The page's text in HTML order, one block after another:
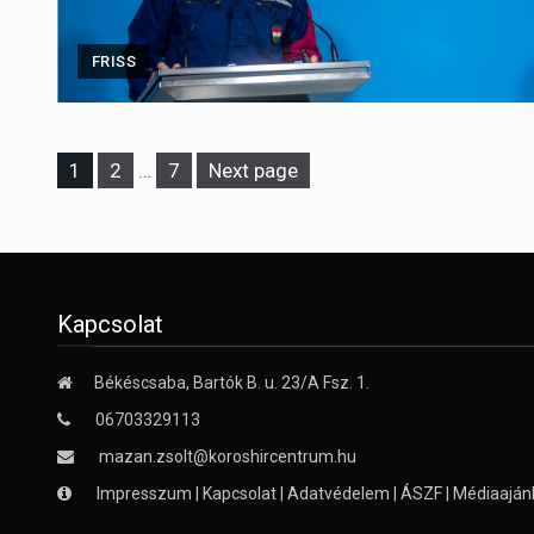
FRISS
Page
1 Page
2 … Page
7 Next page
Kapcsolat
Békéscsaba, Bartók B. u. 23/A Fsz. 1.
06703329113
mazan.zsolt@koroshircentrum.hu
Impresszum
Kapcsolat Adatvédelem ÁSZF